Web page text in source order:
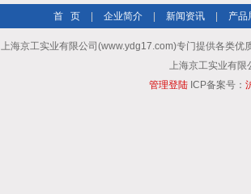
首 页 企业简介 新闻资讯 产品
上海京工实业有限公司(www.ydg17.com)专门提供各类优
上海京工实业有限
管理登陆ICP备案号：